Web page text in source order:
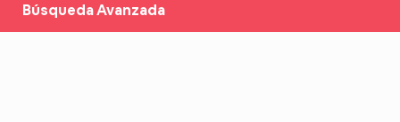
Búsqueda Avanzada